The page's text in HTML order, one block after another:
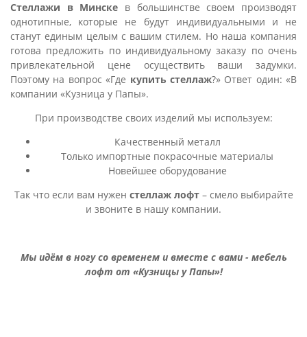
Стеллажи в Минске в большинстве своем производят
однотипные, которые не будут индивидуальными и не
станут единым целым с вашим стилем. Но наша компания
готова предложить по индивидуальному заказу по очень
привлекательной цене осуществить ваши задумки.
Поэтому на вопрос «Где купить стеллаж?» Ответ один: «В
компании «Кузница у Папы».
При производстве своих изделий мы используем:
Качественный металл
Только импортные покрасочные материалы
Новейшее оборудование
Так что если вам нужен стеллаж лофт– смело выбирайте
и звоните в нашу компании.
Мы идём в ногу со временем и вместе с вами - мебель
лофт от «Кузницы у Папы»!